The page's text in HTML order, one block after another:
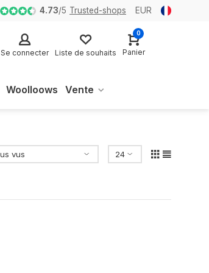
4.73/5 Trusted-shops EUR
Se connecter Liste de souhaits
0
Panier
Woolloows Vente